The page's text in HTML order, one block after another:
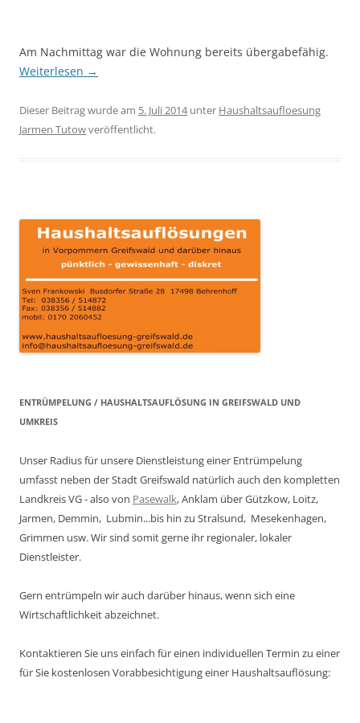
Am Nachmittag war die Wohnung bereits übergabefähig.
Weiterlesen →
Dieser Beitrag wurde am 5. Juli 2014unter Haushaltsaufloesung
Jarmen Tutowveröffentlicht.
ENTRÜMPELUNG / HAUSHALTSAUFLÖSUNG IN GREIFSWALD UND
UMKREIS
Unser Radius für unsere Dienstleistung einer Entrümpelung
umfasst neben der Stadt Greifswald natürlich auch den kompletten
Landkreis VG - also von Pasewalk, Anklam über Gützkow, Loitz,
Jarmen, Demmin, Lubmin...bis hin zu Stralsund, Mesekenhagen,
Grimmen usw. Wir sind somit gerne ihr regionaler, lokaler
Dienstleister.
Gern entrümpeln wir auch darüber hinaus, wenn sich eine
Wirtschaftlichkeit abzeichnet.
Kontaktieren Sie uns einfach für einen individuellen Termin zu einer
für Sie kostenlosen Vorabbesichtigung einer Haushaltsauflösung: